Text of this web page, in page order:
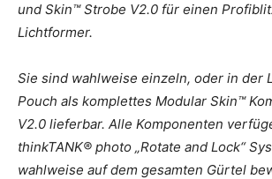
und Skin™ Strobe V2.0 für einen
Lichtformer.
Sie sind wahlweise einzeln, oder in der
Pouch als komplettes Modular Skin™
V2.0 lieferbar. Alle Komponenten
thinkTANK® photo „Rotate and Lock“
wahlweise auf dem gesamten Gürtel